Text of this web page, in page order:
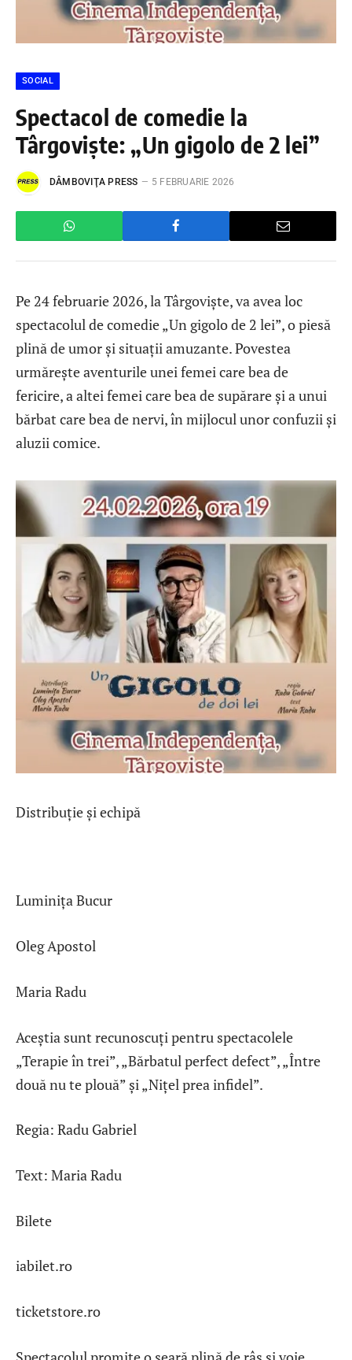
SOCIAL
Spectacol de comedie la
Târgoviște: „Un gigolo de 2 lei”
DÂMBOVIŢA PRESS 5 FEBRUARIE 2026
Pe 24 februarie 2026, la Târgoviște, va avea loc
spectacolul de comedie „Un gigolo de 2 lei”, o piesă
plină de umor și situații amuzante. Povestea
urmărește aventurile unei femei care bea de
fericire, a altei femei care bea de supărare și a unui
bărbat care bea de nervi, în mijlocul unor confuzii și
aluzii comice.
Distribuție și echipă
Luminița Bucur
Oleg Apostol
Maria Radu
Aceștia sunt recunoscuți pentru spectacolele
„Terapie în trei”, „Bărbatul perfect defect”, „Între
două nu te plouă” și „Nițel prea infidel”.
Regia: Radu Gabriel
Text: Maria Radu
Bilete
iabilet.ro
ticketstore.ro